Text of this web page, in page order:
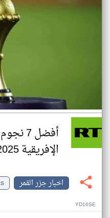
أفضل
الإفريقية 2025
اخبار جزر القمر
YD16SE